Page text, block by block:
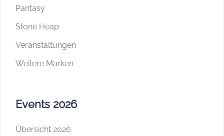
Pantasy
Stone Heap
Veranstaltungen
Weitere Marken
Events 2026
Übersicht 2026